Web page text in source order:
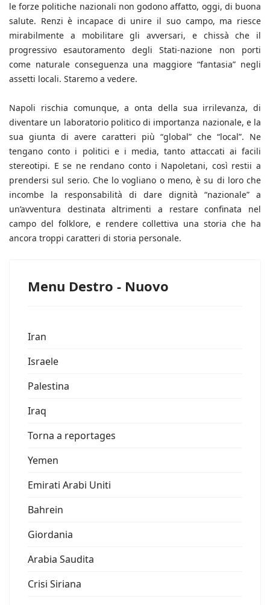
le forze politiche nazionali non godono affatto, oggi, di buona
salute. Renzi è incapace di unire il suo campo, ma riesce
mirabilmente a mobilitare gli avversari, e chissà che il
progressivo esautoramento degli Stati-nazione non porti
come naturale conseguenza una maggiore “fantasia” negli
assetti locali. Staremo a vedere.
Napoli rischia comunque, a onta della sua irrilevanza, di
diventare un laboratorio politico di importanza nazionale, e la
sua giunta di avere caratteri più “global” che “local”. Ne
tengano conto i politici e i media, tanto attaccati ai facili
stereotipi. E se ne rendano conto i Napoletani, così restii a
prendersi sul serio. Che lo vogliano o meno, è su di loro che
incombe la responsabilità di dare dignità “nazionale” a
un’avventura destinata altrimenti a restare confinata nel
campo del folklore, e rendere collettiva una storia che ha
ancora troppi caratteri di storia personale.
Menu Destro - Nuovo
Iran
Israele
Palestina
Iraq
Torna a reportages
Yemen
Emirati Arabi Uniti
Bahrein
Giordania
Arabia Saudita
Crisi Siriana